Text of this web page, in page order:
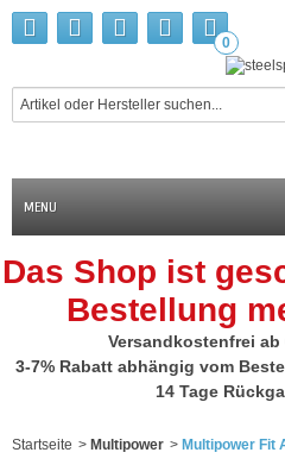
0
MENU
Das Shop ist
Bestellung
Versandkostenfrei ab
3-7% Rabatt abhängig vom
14 Tage
Startseite > Multipower > Multipower Fit